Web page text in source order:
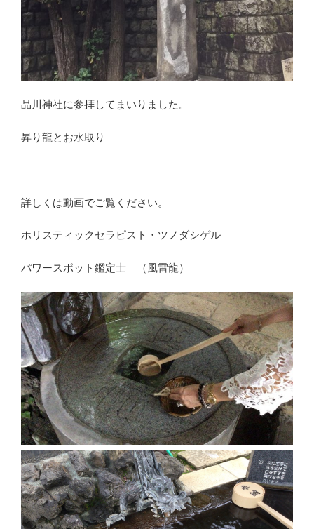
品川神社に参拝してまいりました。
昇り龍とお水取り
詳しくは動画でご覧ください。
ホリスティックセラピスト・ツノダシゲル
パワースポット鑑定士 （風雷龍）